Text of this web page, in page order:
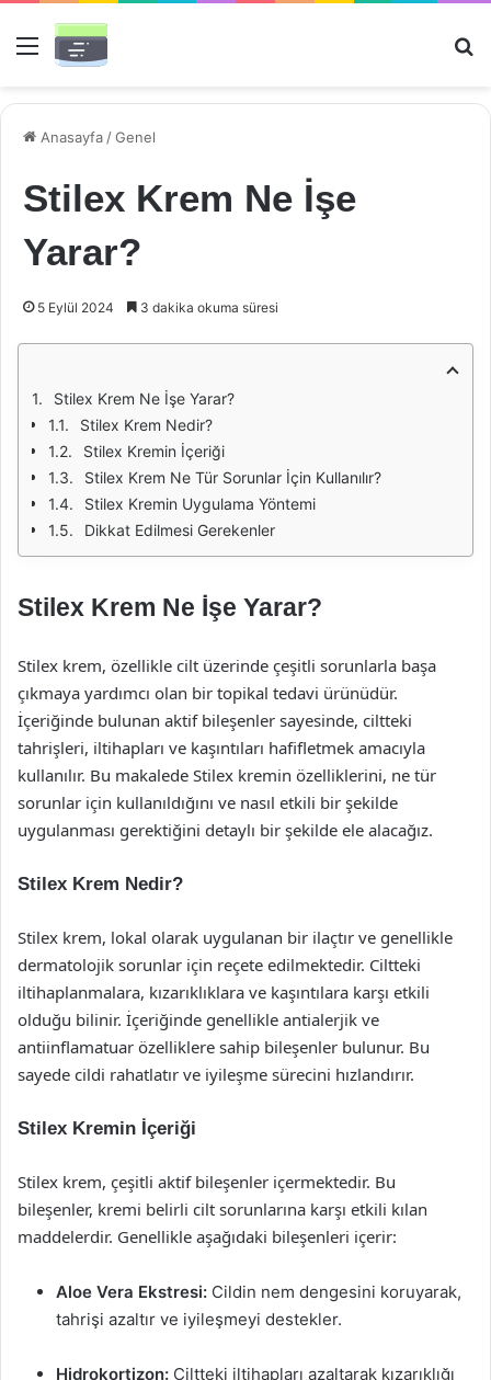
Menü
Anasayfa /Genel
Stilex Krem Ne İşe
Yarar?
5 Eylül 2024 3 dakika okuma süresi
Stilex Krem Ne İşe Yarar?
Stilex Krem Nedir?
Stilex Kremin İçeriği
Stilex Krem Ne Tür Sorunlar İçin Kullanılır?
Stilex Kremin Uygulama Yöntemi
Dikkat Edilmesi Gerekenler
Stilex Krem Ne İşe Yarar?
Stilex krem, özellikle cilt üzerinde çeşitli sorunlarla başa
çıkmaya yardımcı olan bir topikal tedavi ürünüdür.
İçeriğinde bulunan aktif bileşenler sayesinde, ciltteki
tahrişleri, iltihapları ve kaşıntıları hafifletmek amacıyla
kullanılır. Bu makalede Stilex kremin özelliklerini, ne tür
sorunlar için kullanıldığını ve nasıl etkili bir şekilde
uygulanması gerektiğini detaylı bir şekilde ele alacağız.
Stilex Krem Nedir?
Stilex krem, lokal olarak uygulanan bir ilaçtır ve genellikle
dermatolojik sorunlar için reçete edilmektedir. Ciltteki
iltihaplanmalara, kızarıklıklara ve kaşıntılara karşı etkili
olduğu bilinir. İçeriğinde genellikle antialerjik ve
antiinflamatuar özelliklere sahip bileşenler bulunur. Bu
sayede cildi rahatlatır ve iyileşme sürecini hızlandırır.
Stilex Kremin İçeriği
Stilex krem, çeşitli aktif bileşenler içermektedir. Bu
bileşenler, kremi belirli cilt sorunlarına karşı etkili kılan
maddelerdir. Genellikle aşağıdaki bileşenleri içerir:
Aloe Vera Ekstresi: Cildin nem dengesini koruyarak,
tahrişi azaltır ve iyileşmeyi destekler.
Hidrokortizon: Ciltteki iltihapları azaltarak kızarıklığı